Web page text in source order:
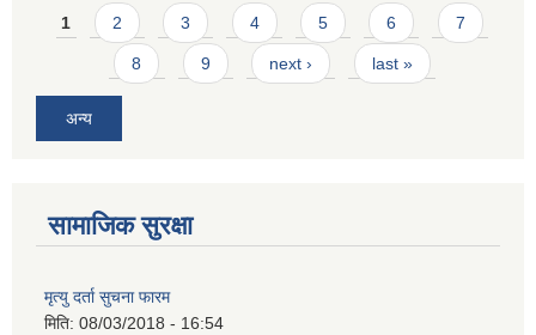
Pages
1 2 3 4 5 6 7
8 9 next › last »
अन्य
सामाजिक सुरक्षा
मृत्यु दर्ता सुचना फारम
मिति: 08/03/2018 - 16:54